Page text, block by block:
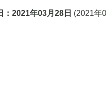
： 2021年03月28日 (2021年